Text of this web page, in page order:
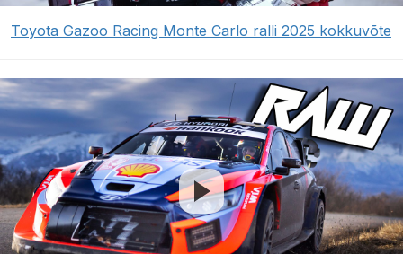
Toyota Gazoo Racing Monte Carlo ralli 2025 kokkuvõte